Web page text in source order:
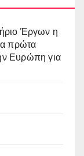
Έργων η
πρώτα
Ευρώπη για